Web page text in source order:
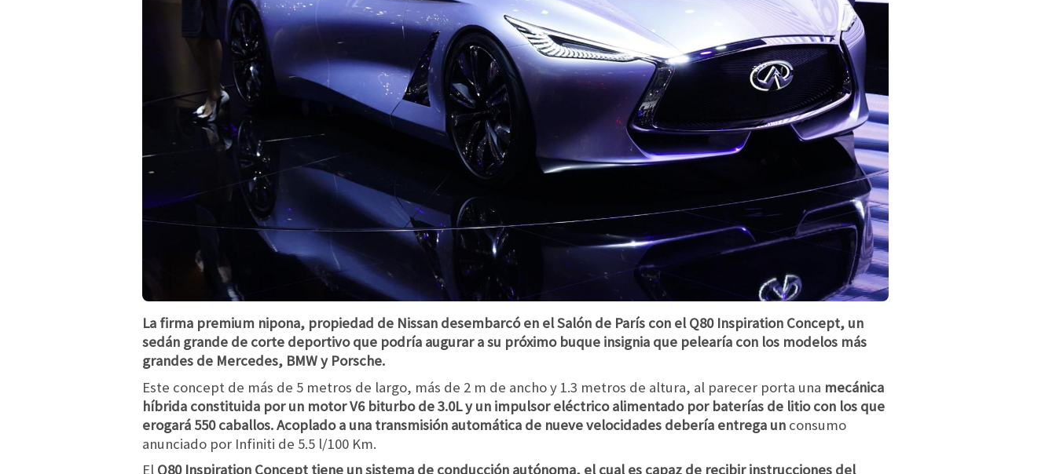
La firma premium nipona, propiedad de Nissan desembarcó en el Salón de París con el Q80 Inspiration Concept, un
sedán grande de corte deportivo que podría augurar a su próximo buque insignia que pelearía con los modelos más
grandes de Mercedes, BMW y Porsche.
Este concept de más de 5 metros de largo, más de 2 m de ancho y 1.3 metros de altura, al parecer porta una mecánica
híbrida constituida por un motor V6 biturbo de 3.0L y un impulsor eléctrico alimentado por baterías de litio con los que
erogará 550 caballos. Acoplado a una transmisión automática de nueve velocidades debería entrega un consumo
anunciado por Infiniti de 5.5 l/100 Km.
El Q80 Inspiration Concept tiene un sistema de conducción autónoma, el cual es capaz de recibir instrucciones del